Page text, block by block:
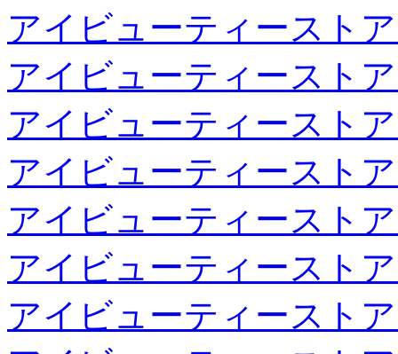
アイビューティースト
アイビューティースト
アイビューティースト
アイビューティースト
アイビューティースト
アイビューティースト
アイビューティースト